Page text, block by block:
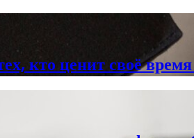
кто ценит своё время